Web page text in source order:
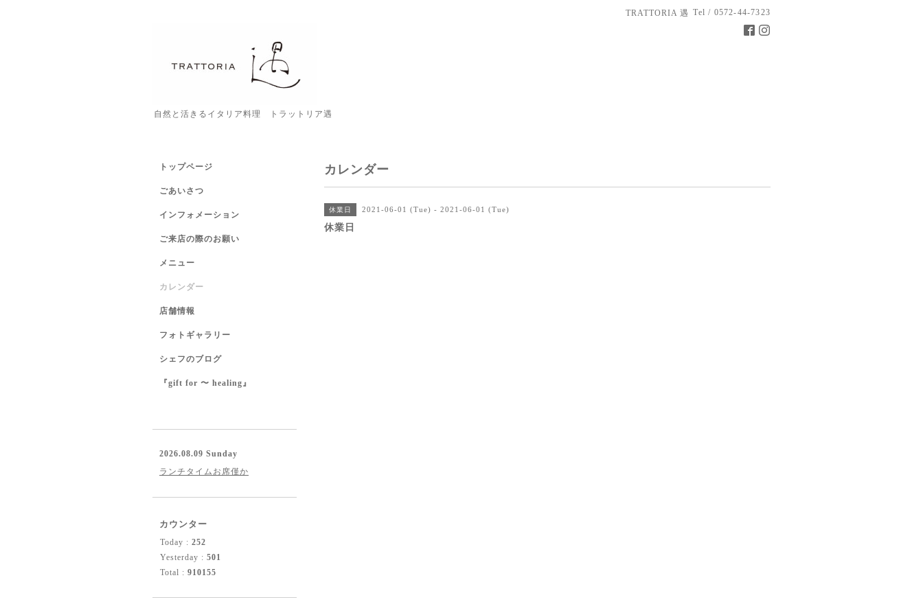
TRATTORIA 遇 Tel / 0572-44-7323
自然と活きるイタリア料理 トラットリア遇
カレンダー
休業日 2021-06-01 (Tue) - 2021-06-01 (Tue)
休業日
トップページ
ごあいさつ
インフォメーション
ご来店の際のお願い
メニュー
カレンダー
店舗情報
フォトギャラリー
シェフのブログ
『gift for 〜 healing』
2026.08.09 Sunday
ランチタイムお席僅か
カウンター
Today : 252
Yesterday : 501
Total : 910155